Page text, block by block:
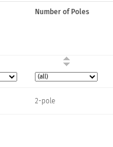
Number of Poles
2-pole